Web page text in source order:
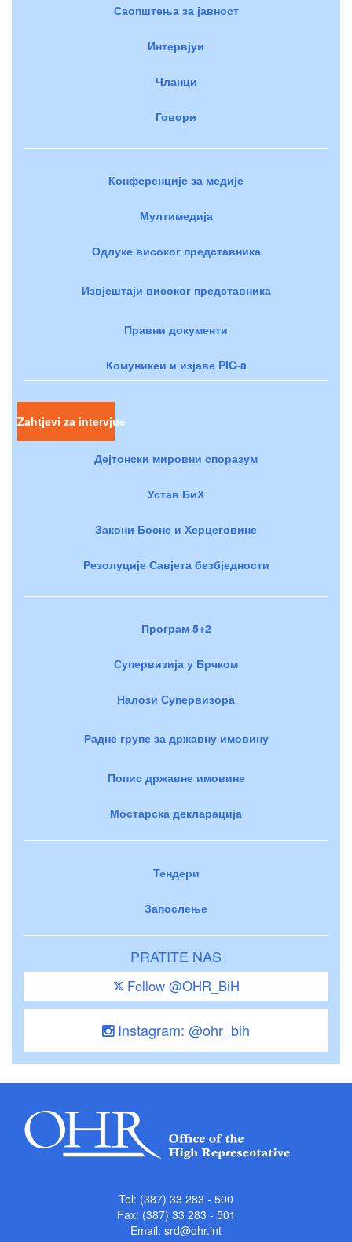
Саопштења за јавност
Интервјуи
Чланци
Говори
Конференције за медије
Мултимедија
Одлуке високог представника
Извјештаји високог представника
Правни документи
Комуникеи и изјаве PIC-a
Zahtjevi za intervjue
Дејтонски мировни споразум
Устав БиХ
Закони Босне и Херцеговине
Резолуције Савјета безбједности
Програм 5+2
Супервизија у Брчком
Налози Супервизора
Радне групе за државну имовину
Попис државне имовине
Мостарска декларација
Тендери
Запослење
PRATITE NAS
Follow @OHR_BiH
Instagram: @ohr_bih
Tel: (387) 33 283 - 500
Fax: (387) 33 283 - 501
Email: srd@ohr.int